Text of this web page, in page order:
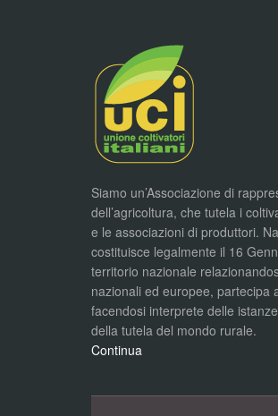
Siamo un’Associazione di
dell’agricoltura, che tutela i
e le associazioni di produttori.
costituisce legalmente il 16
territorio nazionale
nazionali ed europee, partecipa
facendosi interprete delle
della tutela del mondo rurale.
Continua